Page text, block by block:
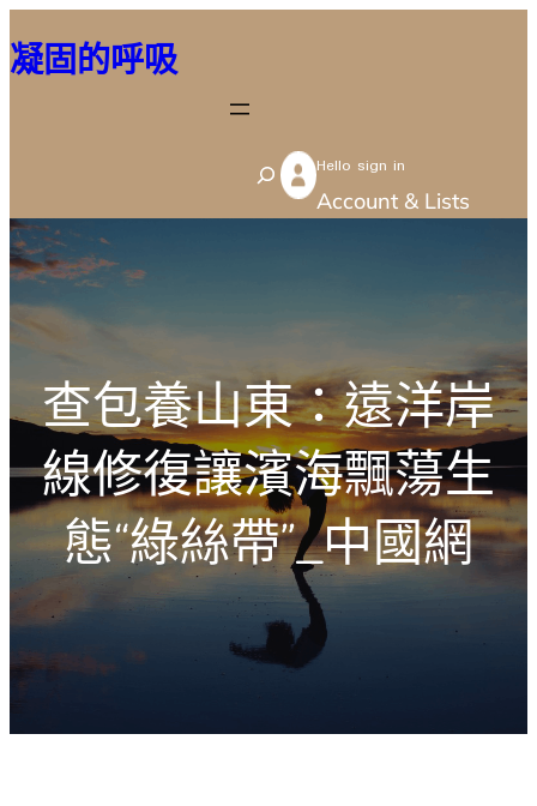
至
容
凝固的呼吸
S
e
Hello sign in
Account & Lists
查包養山東：遠洋岸
線修復讓濱海飄蕩生
態“綠絲帶”_中國網